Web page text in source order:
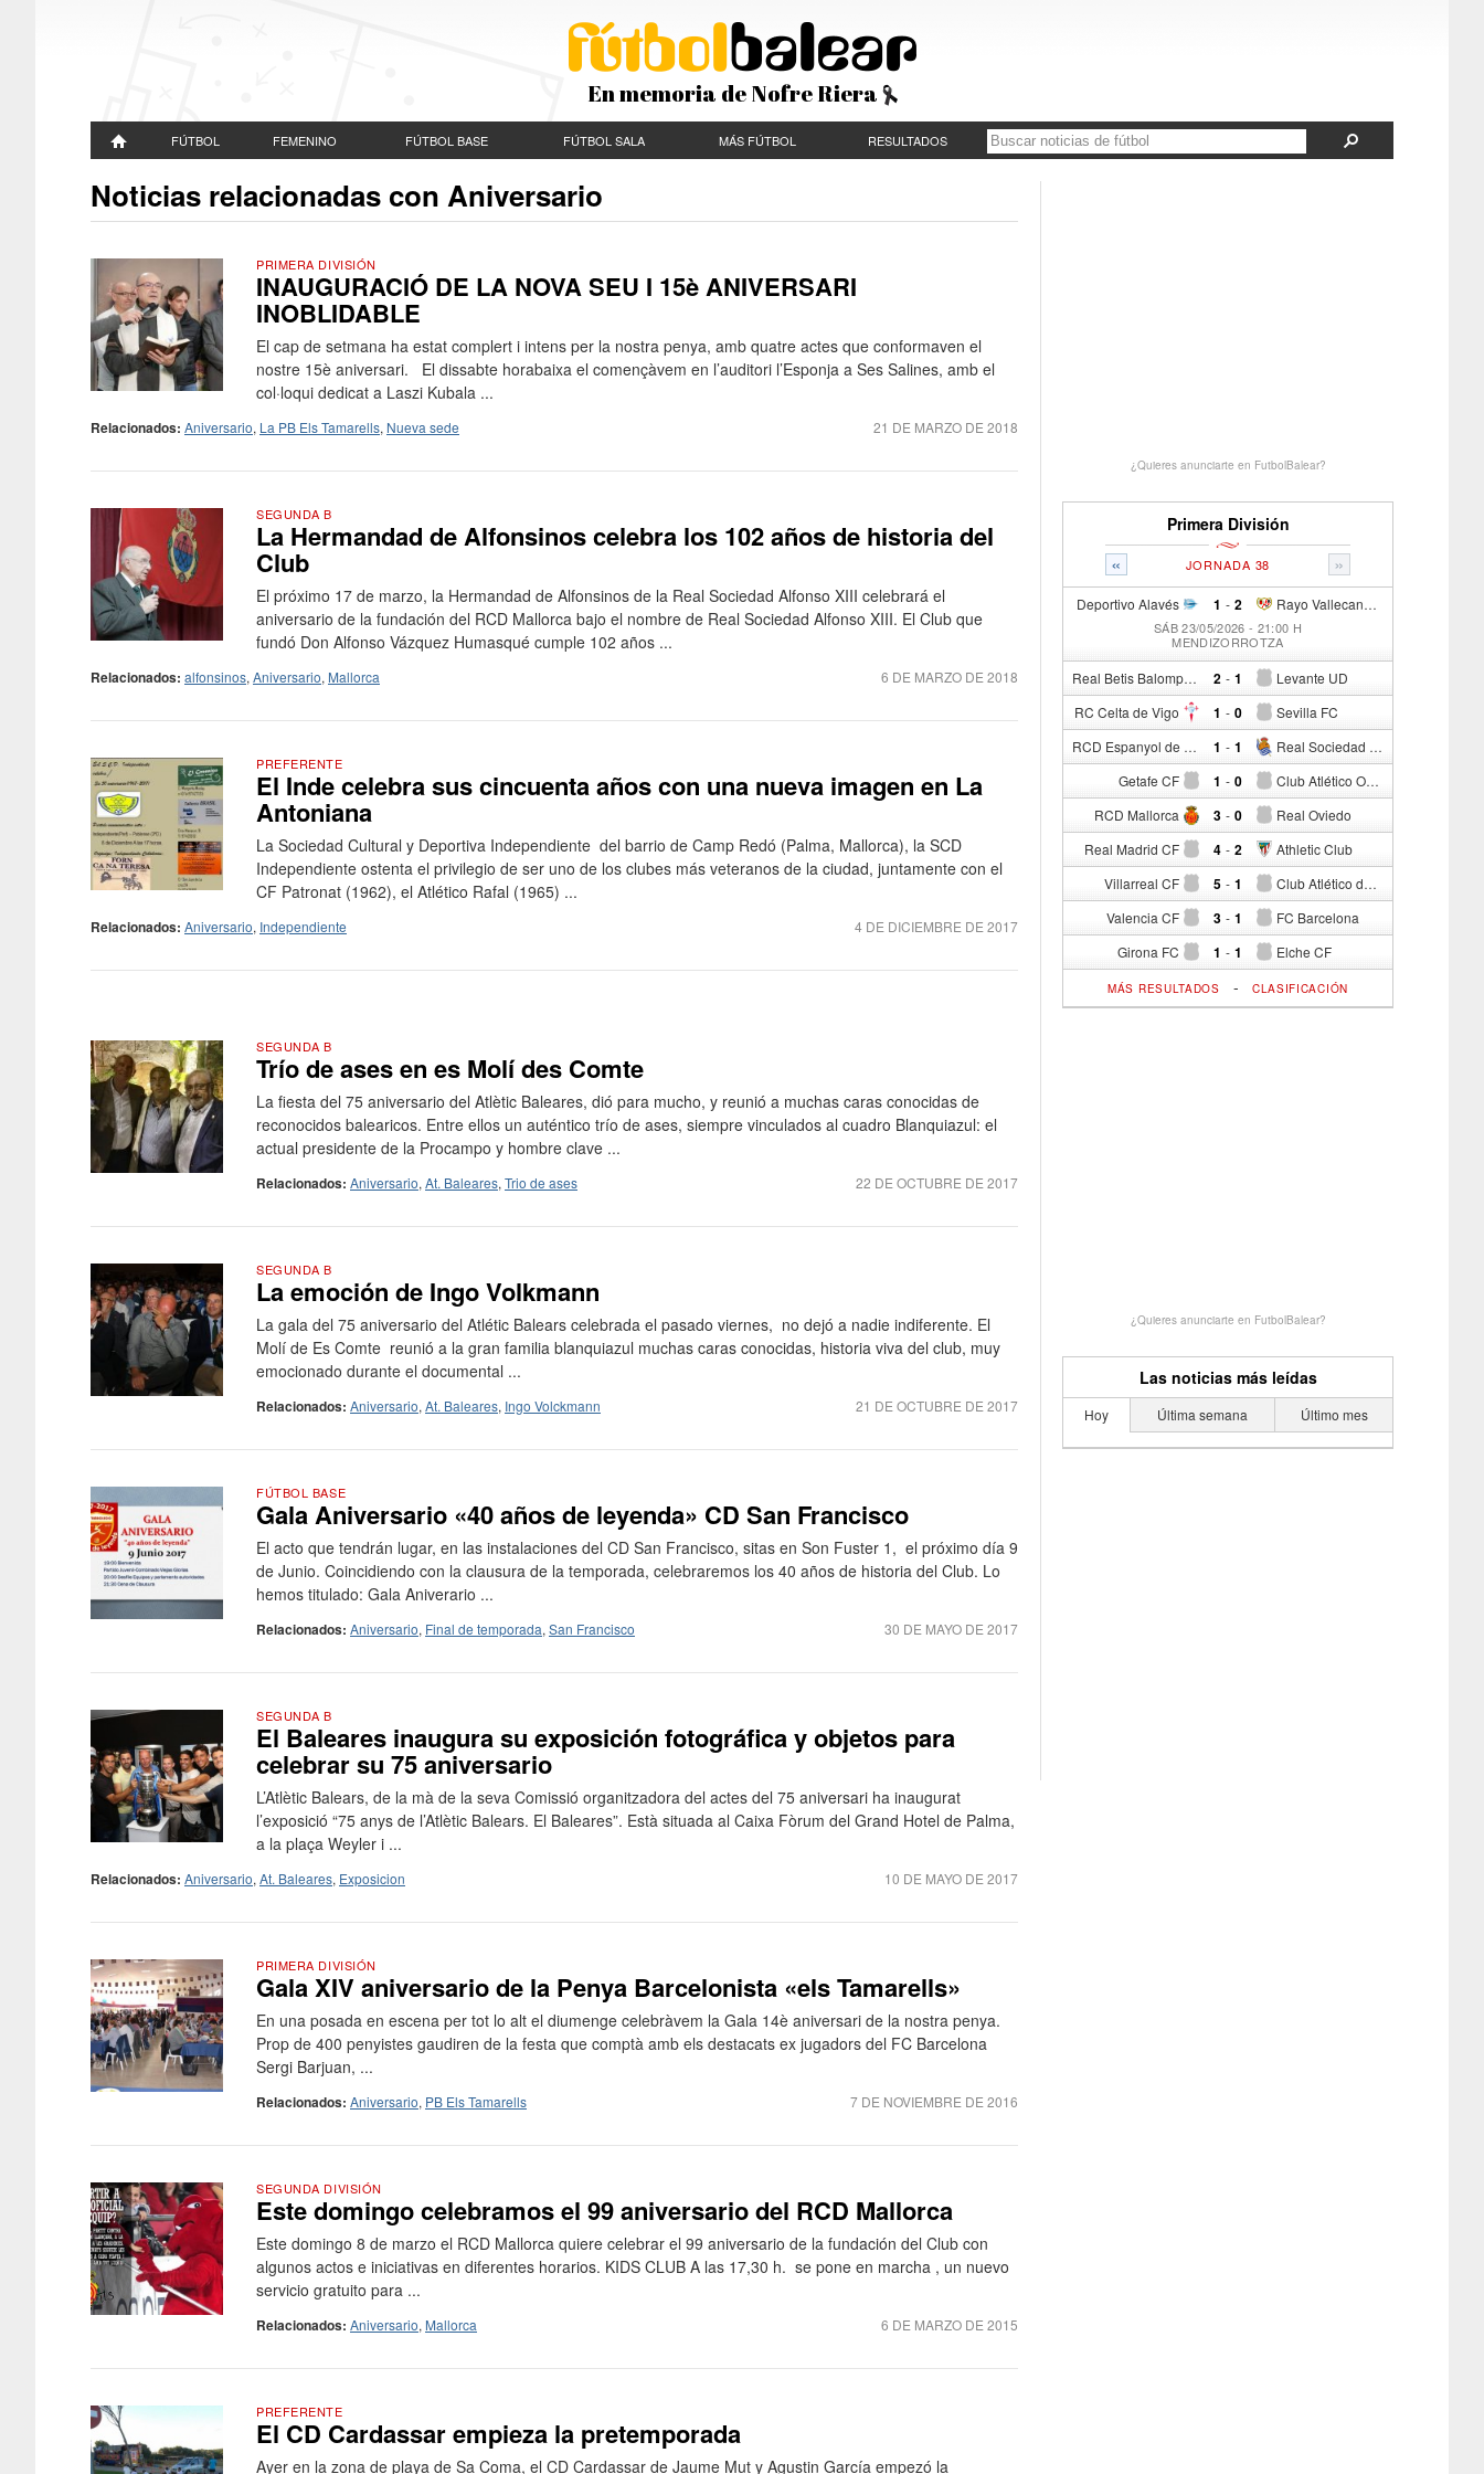
En memoria de Nofre Riera
FÚTBOL FEMENINO FÚTBOL BASE FÚTBOL SALA MÁS FÚTBOL RESULTADOS
Noticias relacionadas con Aniversario
PRIMERA DIVISIÓN
INAUGURACIÓ DE LA NOVA SEU I 15è ANIVERSARI
INOBLIDABLE
El cap de setmana ha estat complert i intens per la nostra penya, amb quatre actes que conformaven el
nostre 15è aniversari. El dissabte horabaixa el començàvem en l’auditori l’Esponja a Ses Salines, amb el
col·loqui dedicat a Laszi Kubala ...
21 DE MARZO DE 2018
Relacionados: Aniversario, La PB Els Tamarells, Nueva sede
SEGUNDA B
La Hermandad de Alfonsinos celebra los 102 años de historia del
Club
El próximo 17 de marzo, la Hermandad de Alfonsinos de la Real Sociedad Alfonso XIII celebrará el
aniversario de la fundación del RCD Mallorca bajo el nombre de Real Sociedad Alfonso XIII. El Club que
fundó Don Alfonso Vázquez Humasqué cumple 102 años ...
6 DE MARZO DE 2018
Relacionados: alfonsinos, Aniversario, Mallorca
PREFERENTE
El Inde celebra sus cincuenta años con una nueva imagen en La
Antoniana
La Sociedad Cultural y Deportiva Independiente del barrio de Camp Redó (Palma, Mallorca), la SCD
Independiente ostenta el privilegio de ser uno de los clubes más veteranos de la ciudad, juntamente con el
CF Patronat (1962), el Atlético Rafal (1965) ...
4 DE DICIEMBRE DE 2017
Relacionados: Aniversario, Independiente
SEGUNDA B
Trío de ases en es Molí des Comte
La fiesta del 75 aniversario del Atlètic Baleares, dió para mucho, y reunió a muchas caras conocidas de
reconocidos balearicos. Entre ellos un auténtico trío de ases, siempre vinculados al cuadro Blanquiazul: el
actual presidente de la Procampo y hombre clave ...
22 DE OCTUBRE DE 2017
Relacionados: Aniversario, At. Baleares, Trio de ases
SEGUNDA B
La emoción de Ingo Volkmann
La gala del 75 aniversario del Atlétic Balears celebrada el pasado viernes, no dejó a nadie indiferente. El
Molí de Es Comte reunió a la gran familia blanquiazul muchas caras conocidas, historia viva del club, muy
emocionado durante el documental ...
21 DE OCTUBRE DE 2017
Relacionados: Aniversario, At. Baleares, Ingo Volckmann
FÚTBOL BASE
Gala Aniversario «40 años de leyenda» CD San Francisco
El acto que tendrán lugar, en las instalaciones del CD San Francisco, sitas en Son Fuster 1, el próximo día 9
de Junio. Coincidiendo con la clausura de la temporada, celebraremos los 40 años de historia del Club. Lo
hemos titulado: Gala Aniverario ...
30 DE MAYO DE 2017
Relacionados: Aniversario, Final de temporada, San Francisco
SEGUNDA B
El Baleares inaugura su exposición fotográfica y objetos para
celebrar su 75 aniversario
L’Atlètic Balears, de la mà de la seva Comissió organitzadora del actes del 75 aniversari ha inaugurat
l’exposició “75 anys de l’Atlètic Balears. El Baleares”. Està situada al Caixa Fòrum del Grand Hotel de Palma,
a la plaça Weyler i ...
10 DE MAYO DE 2017
Relacionados: Aniversario, At. Baleares, Exposicion
PRIMERA DIVISIÓN
Gala XIV aniversario de la Penya Barcelonista «els Tamarells»
En una posada en escena per tot lo alt el diumenge celebràvem la Gala 14è aniversari de la nostra penya.
Prop de 400 penyistes gaudiren de la festa que comptà amb els destacats ex jugadors del FC Barcelona
Sergi Barjuan, ...
7 DE NOVIEMBRE DE 2016
Relacionados: Aniversario, PB Els Tamarells
SEGUNDA DIVISIÓN
Este domingo celebramos el 99 aniversario del RCD Mallorca
Este domingo 8 de marzo el RCD Mallorca quiere celebrar el 99 aniversario de la fundación del Club con
algunos actos e iniciativas en diferentes horarios. KIDS CLUB A las 17,30 h. se pone en marcha , un nuevo
servicio gratuito para ...
6 DE MARZO DE 2015
Relacionados: Aniversario, Mallorca
PREFERENTE
El CD Cardassar empieza la pretemporada
Ayer en la zona de playa de Sa Coma, el CD Cardassar de Jaume Mut y Agustin García empezó la
¿Quieres anunciarte en FutbolBalear?
Primera División
« »
JORNADA 38
Deportivo Alavés 1 - Rayo Vallecano de Madrid
2
SÁB 23/05/2026 - 21:00 H
MENDIZORROTZA
Real Betis Balompié 2 - Levante UD
1
RC Celta de Vigo 1 - Sevilla FC
0
RCD Espanyol de Barcelona 1 - Real Sociedad de Fútbol
1
Getafe CF 1 - Club Atlético Osasuna
0
RCD Mallorca 3 - Real Oviedo
0
Real Madrid CF 4 - Athletic Club
2
Villarreal CF 5 - Club Atlético de Madrid
1
Valencia CF 3 - FC Barcelona
1
Girona FC 1 - Elche CF
1
MÁS RESULTADOS - CLASIFICACIÓN
¿Quieres anunciarte en FutbolBalear?
Las noticias más leídas
Hoy Última semana Último mes